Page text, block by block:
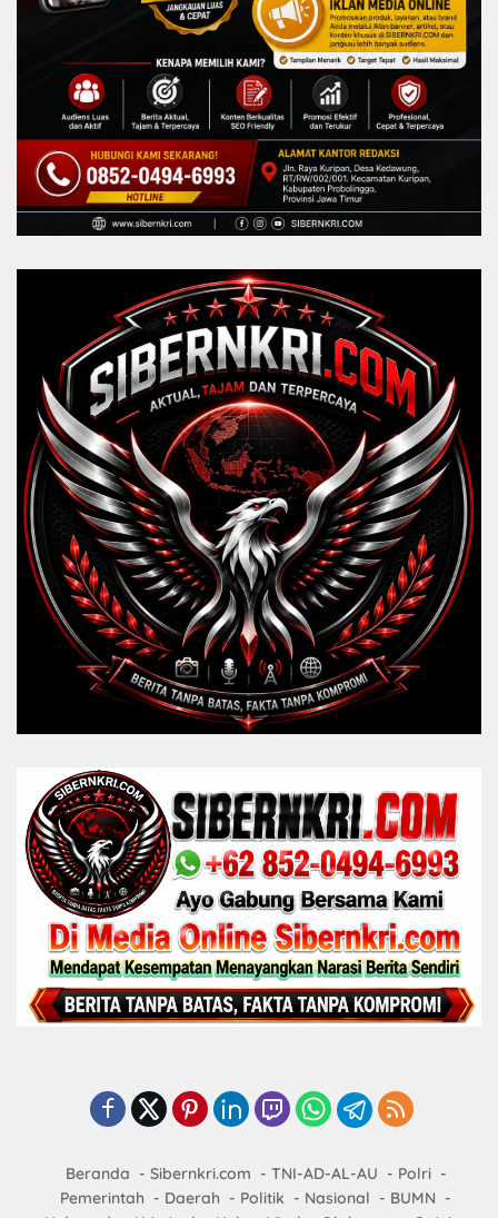
Beranda Sibernkri.com TNI-AD-AL-AU
Polri
Pemerintah
Daerah Politik Nasional
BUMN